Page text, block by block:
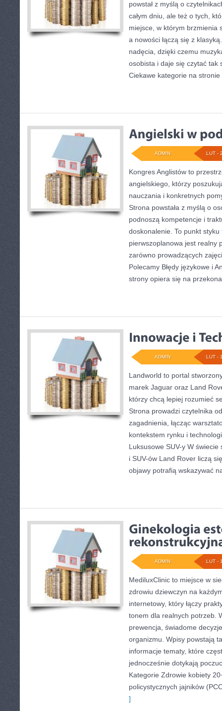
powstał z myślą o
całym dniu, ale też o tych,
miejsce, w którym brzmienia
a nowości łączą się z
nadęcia, dzięki czemu
osobista i daje się czytać tak
Ciekawe kategorie na
LUT -
ADMIN
Kongres Anglistów to
angielskiego, którzy
nauczania i konkretnych
Strona powstała z myślą o
podnoszą kompetencje i
doskonalenie. To punkt
pierwszoplanowa jest realny
zarówno prowadzących
Polecamy Błędy językowe i
strony opiera się na
LUT -
ADMIN
Landworld to portal
marek Jaguar oraz Land
którzy chcą lepiej rozumieć
Strona prowadzi czytelnika
zagadnienia, łącząc
kontekstem rynku i
Luksusowe SUV-y W
i SUV-ów Land Rover liczą
objawy potrafią wskazywać
LUT -
ADMIN
MediluxClinic to miejsce w
zdrowiu dziewczyn na
internetowy, który łączy
tonem dla realnych potrzeb.
prewencja, świadome
organizmu. Wpisy powstają
informacje tematy, które
jednocześnie dotykają
Kategorie Zdrowie kobiety
policystycznych jajników
]